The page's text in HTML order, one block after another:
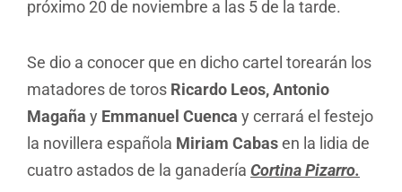
próximo 20 de noviembre a las 5 de la tarde.
Se dio a conocer que en dicho cartel torearán los
matadores de toros Ricardo Leos, Antonio
Magaña y Emmanuel Cuenca y cerrará el festejo
la novillera española Miriam Cabasen la lidia de
cuatro astados de la ganadería Cortina Pizarro.